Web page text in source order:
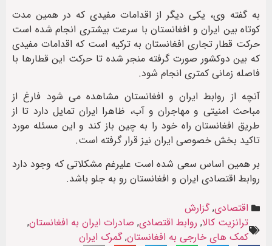
به گفته وی، یکی دیگر از اقدامات مفیدی که در همین مدت
کوتاه بین ایران و افغانستان با سرعت بیشتری انجام شده است
حرکت قطار تجاری افغانستان به ترکیه است که اقدامات مفیدی
که بین دوکشور صورت گرفته منجر شده تا حرکت این قطارها با
فاصله زمانی کمتری انجام شود.
آنچه از روابط ایران و افغانستان مشاهده می شود فارغ از
مباحث امنیتی و مهاجران و آب، ظاهرا ایران تمایل دارد تا از
طریق افغانستان راه خود را به چین باز کند و این مسئله مورد
تاکید بخش خصوصی ایران نیز قرار گرفته است.
بر همین اساس سعی شده است علیرغم مشکلاتی که وجود دارد
روابط اقتصادی ایران و افغانستان رو به جلو باشد.
اقتصادی,گزارش
ترانزیت کالا, روابط اقتصادی, صادرات ایران به افغانستان,
کمک های خارجی به افغانستان,گمرک ایران